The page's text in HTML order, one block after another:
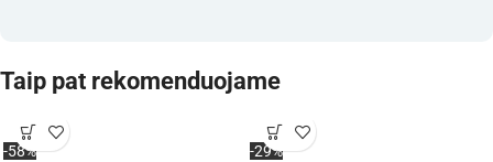
Taip pat rekomenduojame
-58%
-29%